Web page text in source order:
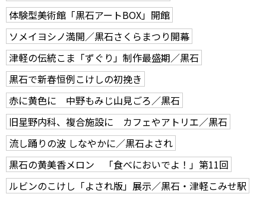
体験型美術館「黒石アートBOX」開館
ソメイヨシノ満開／黒石さくらまつり開幕
津軽の伝統こま「ずぐり」制作最盛期／黒石
黒石で新春恒例こけしの初挽き
赤に黄色に 中野もみじ山見ごろ／黒石
旧星野内科、複合施設に カフェやアトリエ／黒石
流し踊りの波 しなやかに／黒石よされ
黒石の黄美香メロン 「食べにおいでよ！」第11回
ルビンのこけし「よされ版」展示／黒石・津軽こみせ駅